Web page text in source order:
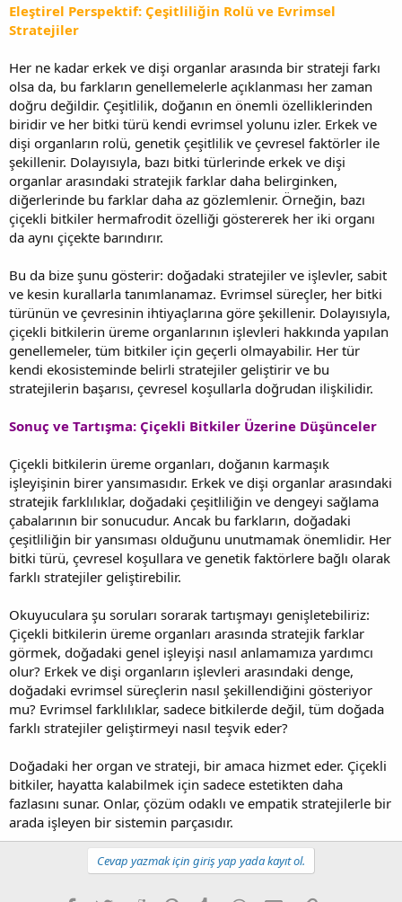
Eleştirel Perspektif: Çeşitliliğin Rolü ve Evrimsel
Stratejiler
Her ne kadar erkek ve dişi organlar arasında bir strateji farkı
olsa da, bu farkların genellemelerle açıklanması her zaman
doğru değildir. Çeşitlilik, doğanın en önemli özelliklerinden
biridir ve her bitki türü kendi evrimsel yolunu izler. Erkek ve
dişi organların rolü, genetik çeşitlilik ve çevresel faktörler ile
şekillenir. Dolayısıyla, bazı bitki türlerinde erkek ve dişi
organlar arasındaki stratejik farklar daha belirginken,
diğerlerinde bu farklar daha az gözlemlenir. Örneğin, bazı
çiçekli bitkiler hermafrodit özelliği göstererek her iki organı
da aynı çiçekte barındırır.
Bu da bize şunu gösterir: doğadaki stratejiler ve işlevler, sabit
ve kesin kurallarla tanımlanamaz. Evrimsel süreçler, her bitki
türünün ve çevresinin ihtiyaçlarına göre şekillenir. Dolayısıyla,
çiçekli bitkilerin üreme organlarının işlevleri hakkında yapılan
genellemeler, tüm bitkiler için geçerli olmayabilir. Her tür
kendi ekosisteminde belirli stratejiler geliştirir ve bu
stratejilerin başarısı, çevresel koşullarla doğrudan ilişkilidir.
Sonuç ve Tartışma: Çiçekli Bitkiler Üzerine Düşünceler
Çiçekli bitkilerin üreme organları, doğanın karmaşık
işleyişinin birer yansımasıdır. Erkek ve dişi organlar arasındaki
stratejik farklılıklar, doğadaki çeşitliliğin ve dengeyi sağlama
çabalarının bir sonucudur. Ancak bu farkların, doğadaki
çeşitliliğin bir yansıması olduğunu unutmamak önemlidir. Her
bitki türü, çevresel koşullara ve genetik faktörlere bağlı olarak
farklı stratejiler geliştirebilir.
Okuyuculara şu soruları sorarak tartışmayı genişletebiliriz:
Çiçekli bitkilerin üreme organları arasında stratejik farklar
görmek, doğadaki genel işleyişi nasıl anlamamıza yardımcı
olur? Erkek ve dişi organların işlevleri arasındaki denge,
doğadaki evrimsel süreçlerin nasıl şekillendiğini gösteriyor
mu? Evrimsel farklılıklar, sadece bitkilerde değil, tüm doğada
farklı stratejiler geliştirmeyi nasıl teşvik eder?
Doğadaki her organ ve strateji, bir amaca hizmet eder. Çiçekli
bitkiler, hayatta kalabilmek için sadece estetikten daha
fazlasını sunar. Onlar, çözüm odaklı ve empatik stratejilerle bir
arada işleyen bir sistemin parçasıdır.
Cevap yazmak için giriş yap yada kayıt ol.